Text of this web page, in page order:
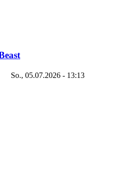
So., 05.07.2026 - 13:13